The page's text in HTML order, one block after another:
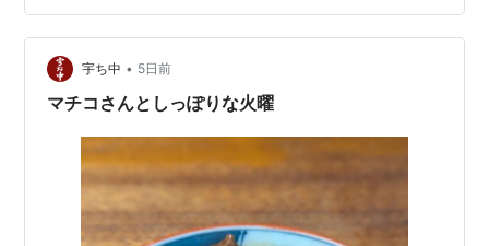
めます。小瓶が空いて、うめ割りをいただきます。 ナン
コツを平らげて、生姜ない大根お酢だけをいただきまし
ょう。 ラストにシロ薄塩をいただきます。 美味しいです
ねえ。うめが足り…
宇ち中 • 5日前
マチコさんとしっぽりな火曜